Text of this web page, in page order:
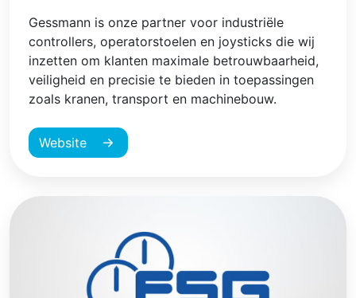
Gessmann is onze partner voor industriële
controllers, operatorstoelen en joysticks die wij
inzetten om klanten maximale betrouwbaarheid,
veiligheid en precisie te bieden in toepassingen
zoals kranen, transport en machinebouw.
Website